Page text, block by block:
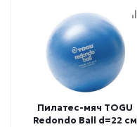
Пилатес-мяч TOGU
Redondo Ball d=22 см